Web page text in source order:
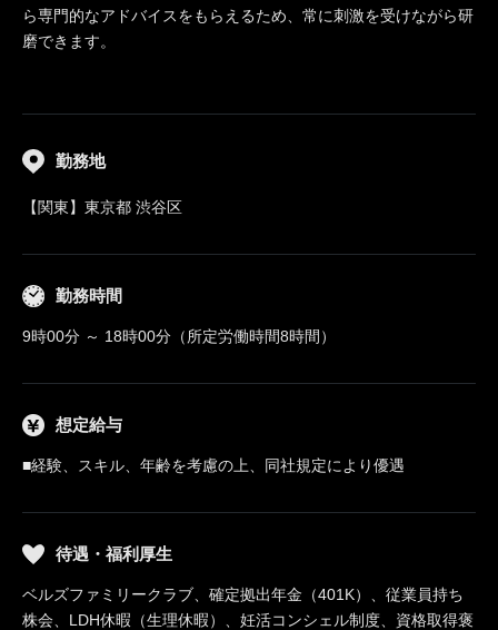
ら専門的なアドバイスをもらえるため、常に刺激を受けながら研
磨できます。
勤務地
【関東】東京都 渋谷区
勤務時間
9時00分 ～ 18時00分（所定労働時間8時間）
想定給与
■経験、スキル、年齢を考慮の上、同社規定により優遇
待遇・福利厚生
ベルズファミリークラブ、確定拠出年金（401K）、従業員持ち
株会、LDH休暇（生理休暇）、妊活コンシェル制度、資格取得褒